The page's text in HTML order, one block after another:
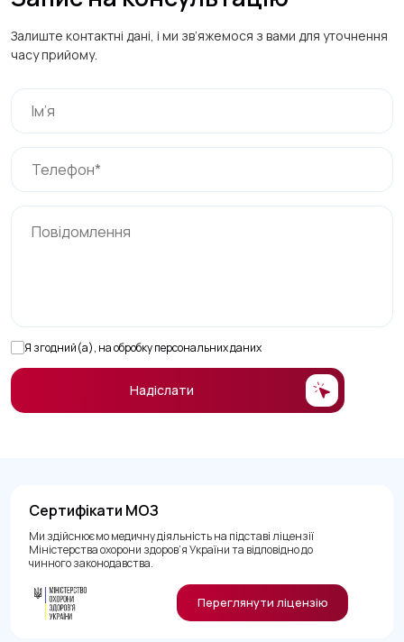
Залиште контактні дані, і ми зв’яжемося з вами для уточнення
часу прийому.
Я згодний(а), на обробку персональних даних
Надіслати
Сертифікати МОЗ
Ми здійснюємо медичну діяльність на підставі ліцензії
Міністерства охорони здоров’я України та відповідно до
чинного законодавства.
Переглянути ліцензію